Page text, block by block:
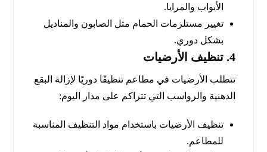
الأبواب والمرايا.
تغيير مستلزمات الحمام مثل الصابون والمناديل
بشكل دوري.
4. تنظيف الأرضيات
تتطلب الأرضيات في مطاعم تنظيفًا دوريًا لإزالة البقع
الدهنية والرواسب التي تتراكم على مدار اليوم:
تنظيف الأرضيات باستخدام مواد التنظيف المناسبة
للمطاعم.